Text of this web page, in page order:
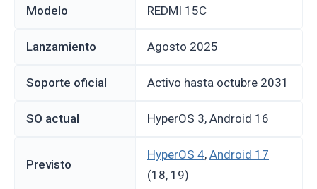
Modelo REDMI 15C
Lanzamiento agosto 2025
Soporte oficial Activo hasta octubre 2031
SO actual HyperOS 3, Android 16
Previsto
HyperOS 4, Android 17
(18, 19)